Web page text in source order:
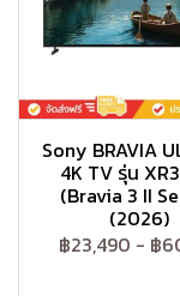
Sony BRAVIA
4K TV รุ่น
(Bravia 3 II
(2026)
฿23,490 - ฿